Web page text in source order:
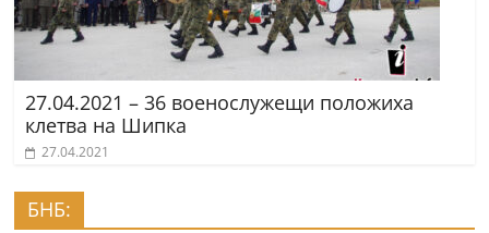
27.04.2021 – 36 военослужещи положиха
клетва на Шипка
27.04.2021
БНБ: